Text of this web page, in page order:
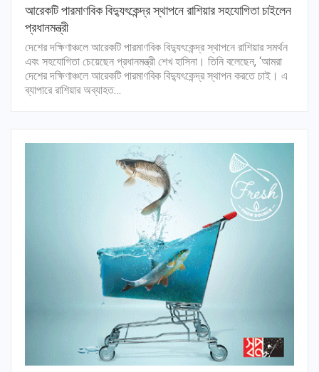
আরেকটি পারমাণবিক বিদ্যুৎকেন্দ্র স্থাপনে রাশিয়ার সহযোগিতা চাইলেন
প্রধানমন্ত্রী
দেশের দক্ষিণাঞ্চলে আরেকটি পারমাণবিক বিদ্যুৎকেন্দ্র স্থাপনে রাশিয়ার সমর্থন
এবং সহযোগিতা চেয়েছেন প্রধানমন্ত্রী শেখ হাসিনা। তিনি বলেছেন, ‘আমরা
দেশের দক্ষিণাঞ্চলে আরেকটি পারমাণবিক বিদ্যুৎকেন্দ্র স্থাপন করতে চাই। এ
ব্যাপারে রাশিয়ার অব্যাহত…